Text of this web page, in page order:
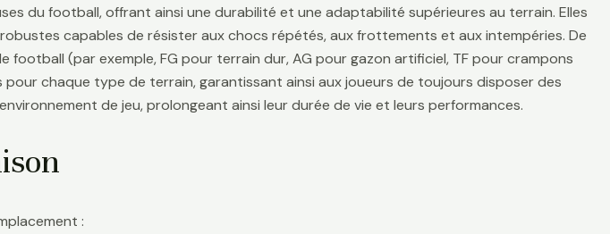
du football, offrant ainsi une durabilité et une adaptabilité supérieures au terrain. Elles
capables de résister aux chocs répétés, aux frottements et aux intempéries. De
football (par exemple, FG pour terrain dur, AG pour gazon artificiel, TF pour crampons
chaque type de terrain, garantissant ainsi aux joueurs de toujours disposer des
de jeu, prolongeant ainsi leur durée de vie et leurs performances.
: